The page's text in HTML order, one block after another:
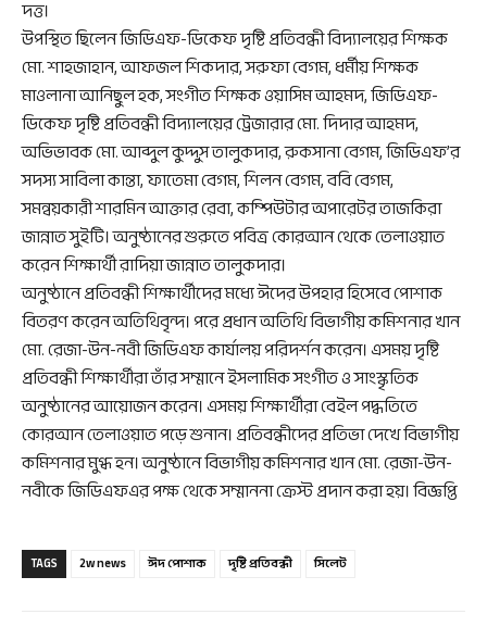
দত্ত।
উপস্থিত ছিলেন জিডিএফ-ডিকেফ দৃষ্টি প্রতিবন্ধী বিদ্যালয়ের শিক্ষক
মো. শাহজাহান, আফজল শিকদার, সরুফা বেগম, ধর্মীয় শিক্ষক
মাওলানা আনিছুল হক, সংগীত শিক্ষক ওয়াসিম আহমদ, জিডিএফ-
ডিকেফ দৃষ্টি প্রতিবন্ধী বিদ্যালয়ের ট্রেজারার মো. দিদার আহমদ,
অভিভাবক মো. আব্দুল কুদ্দুস তালুকদার, রুকসানা বেগম, জিডিএফ’র
সদস্য সাবিলা কান্তা, ফাতেমা বেগম, শিলন বেগম, ববি বেগম,
সমন্বয়কারী শারমিন আক্তার রেবা, কম্পিউটার অপারেটর তাজকিরা
জান্নাত সুইটি। অনুষ্ঠানের শুরুতে পবিত্র কোরআন থেকে তেলাওয়াত
করেন শিক্ষার্থী রাদিয়া জান্নাত তালুকদার।
অনুষ্ঠানে প্রতিবন্ধী শিক্ষার্থীদের মধ্যে ঈদের উপহার হিসেবে পোশাক
বিতরণ করেন অতিথিবৃন্দ। পরে প্রধান অতিথি বিভাগীয় কমিশনার খান
মো. রেজা-উন-নবী জিডিএফ কার্যালয় পরিদর্শন করেন। এসময় দৃষ্টি
প্রতিবন্ধী শিক্ষার্থীরা তাঁর সম্মানে ইসলামিক সংগীত ও সাংস্কৃতিক
অনুষ্ঠানের আয়োজন করেন। এসময় শিক্ষার্থীরা বেইল পদ্ধতিতে
কোরআন তেলাওয়াত পড়ে শুনান। প্রতিবন্ধীদের প্রতিভা দেখে বিভাগীয়
কমিশনার মুগ্ধ হন। অনুষ্ঠানে বিভাগীয় কমিশনার খান মো. রেজা-উন-
নবীকে জিডিএফএর পক্ষ থেকে সম্মাননা ক্রেস্ট প্রদান করা হয়। বিজ্ঞপ্তি
TAGS 2w news ঈদ পোশাক দৃষ্টি প্রতিবন্ধী সিলেট